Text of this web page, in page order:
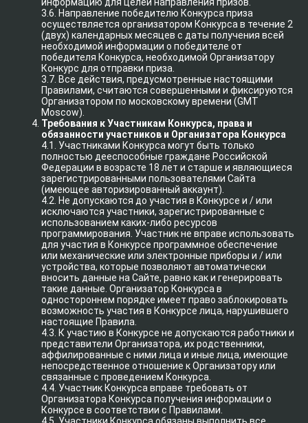
3.6. Направление победителю Конкурса приза
осуществляется организатором Конкурса в течение 2
(двух) календарных месяцев с даты получения всей
необходимой информации о победителе от
победителя Конкурса, необходимой Организатору
Конкурс для отправки приза.
3.7. Все действия, предусмотренные настоящими
Правилами, считаются совершенными и фиксируются
Организатором по московскому времени (GMT
Moscow).
Требования к Участникам Конкурса, права и
обязанности участников и Организатора Конкурса
4.1. Участниками Конкурса могут быть только
полностью дееспособные граждане Российской
Федерации в возрасте 18 лет и старше и являющиеся
зарегистрированными пользователями Сайта
(имеющее авторизированный аккаунт).
4.2. Не допускаются до участия в Конкурсе и / или
исключаются участники, зарегистрированные с
использованием каких-либо ресурсов
программирования. Участник не вправе использовать
для участия в Конкурсе программное обеспечение
или механические или электронные приборы и / или
устройства, которые позволяют автоматически
вносить данные на Сайте, равно как и генерировать
такие данные. Организатор Конкурса в
одностороннем порядке имеет право заблокировать
возможность участия в Конкурсе лица, нарушившего
настоящие Правила.
4.3. К участию в Конкурсе не допускаются работники и
представители Организатора, их родственники,
аффилированные с ними лица и иные лица, имеющие
непосредственное отношение к Организатору или
связанные с проведением Конкурса.
4.4. Участник Конкурса вправе требовать от
Организатора Конкурса получения информации о
Конкурсе в соответствии с Правилами.